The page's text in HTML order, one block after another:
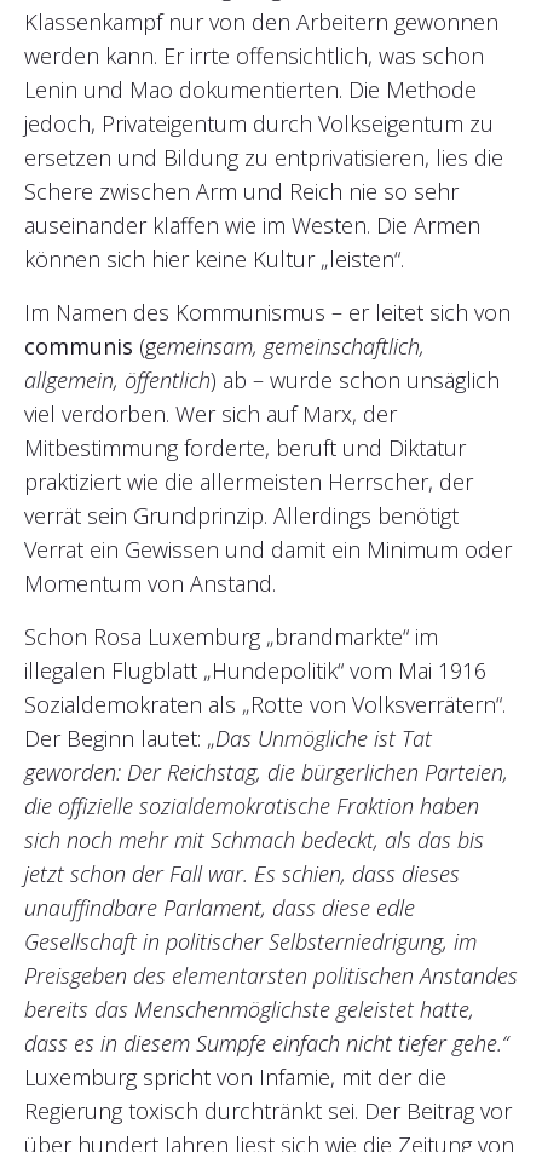
Klassenkampf nur von den Arbeitern gewonnen
werden kann. Er irrte offensichtlich, was schon
Lenin und Mao dokumentierten. Die Methode
jedoch, Privateigentum durch Volkseigentum zu
ersetzen und Bildung zu entprivatisieren, lies die
Schere zwischen Arm und Reich nie so sehr
auseinander klaffen wie im Westen. Die Armen
können sich hier keine Kultur „leisten“.
Im Namen des Kommunismus – er leitet sich von
communis (gemeinsam, gemeinschaftlich,
allgemein, öffentlich) ab – wurde schon unsäglich
viel verdorben. Wer sich auf Marx, der
Mitbestimmung forderte, beruft und Diktatur
praktiziert wie die allermeisten Herrscher, der
verrät sein Grundprinzip. Allerdings benötigt
Verrat ein Gewissen und damit ein Minimum oder
Momentum von Anstand.
Schon Rosa Luxemburg „brandmarkte“ im
illegalen Flugblatt „Hundepolitik“ vom Mai 1916
Sozialdemokraten als „Rotte von Volksverrätern“.
Der Beginn lautet: „Das Unmögliche ist Tat
geworden: Der Reichstag, die bürgerlichen Parteien,
die offizielle sozialdemokratische Fraktion haben
sich noch mehr mit Schmach bedeckt, als das bis
jetzt schon der Fall war. Es schien, dass dieses
unauffindbare Parlament, dass diese edle
Gesellschaft in politischer Selbsterniedrigung, im
Preisgeben des elementarsten politischen Anstandes
bereits das Menschenmöglichste geleistet hatte,
dass es in diesem Sumpfe einfach nicht tiefer gehe.“
Luxemburg spricht von Infamie, mit der die
Regierung toxisch durchtränkt sei. Der Beitrag vor
über hundert Jahren liest sich wie die Zeitung von